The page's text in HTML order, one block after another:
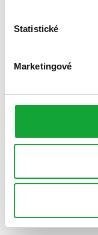
Statistické
Marketingové